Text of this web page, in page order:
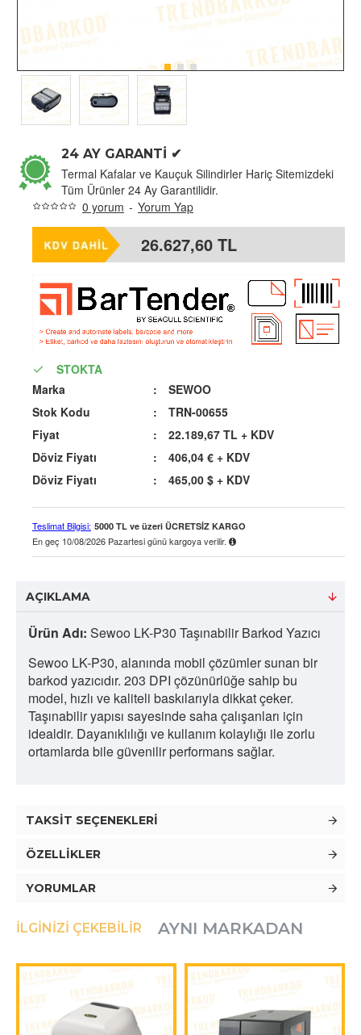
24 AY GARANTİ ✔
Termal Kafalar ve Kauçuk Silindirler Hariç Sitemizdeki
Tüm Ürünler 24 Ay Garantilidir.
STOKTA
Marka
:
SEWOO
Stok Kodu
:
TRN-00655
Fiyat
: 22.189,67 TL + KDV
Döviz Fiyatı
: 406,04 € + KDV
Döviz Fiyatı
: 465,00 $ + KDV
0 yorum - Yorum Yap
26.627,60 TL
Teslimat Bilgisi: 5000 TL ve üzeri ÜCRETSİZ KARGO
En geç 10/08/2026 Pazartesigünü kargoya verilir.
AÇIKLAMA
Ürün Adı: Sewoo LK-P30 Taşınabilir Barkod Yazıcı
Sewoo LK-P30, alanında mobil çözümler sunan bir
barkod yazıcıdır. 203 DPI çözünürlüğe sahip bu
model, hızlı ve kaliteli baskılarıyla dikkat çeker.
Taşınabilir yapısı sayesinde saha çalışanları için
idealdir. Dayanıklılığı ve kullanım kolaylığı ile zorlu
ortamlarda bile güvenilir performans sağlar.
TAKSIT SEÇENEKLERI
ÖZELLIKLER
YORUMLAR
İLGINIZI ÇEKEBILIR AYNI MARKADAN